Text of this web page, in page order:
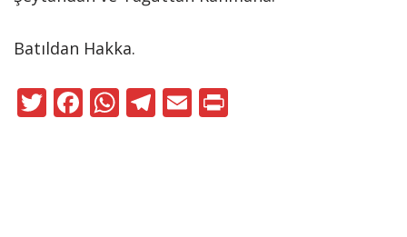
Batıldan Hakka.
T F W T E